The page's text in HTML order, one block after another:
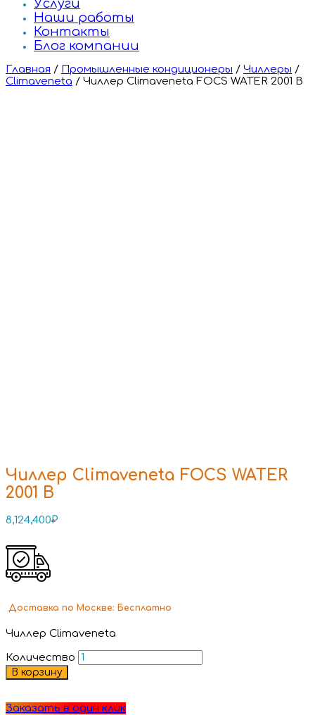
Услуги
Наши работы
Контакты
Блог компании
Главная / Промышленные кондиционеры / Чиллеры /
Climaveneta / Чиллер Climaveneta FOCS WATER 2001 B
Чиллер Climaveneta FOCS WATER
2001 B
8,124,400₽
Доставка по Москве: Бесплатно
Чиллер Climaveneta
Количество
В корзину
Заказать в один клик